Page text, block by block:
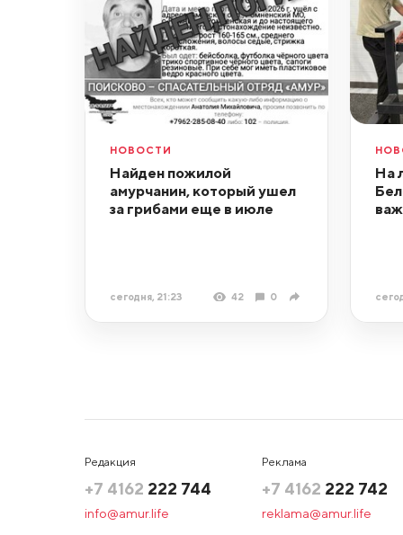
НОВОСТИ
Найден пожилой
амурчанин, который ушел
за грибами еще в июле
сегодня, 21:23 42 0
На
Редакция
+7 4162 222 744
info@amur.life
Реклама
+7 4162 222 742
reklama@amur.life